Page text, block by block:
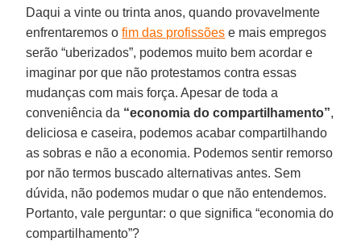
Daqui a vinte ou trinta anos, quando provavelmente
enfrentaremos ofim das profissões e mais empregos
serão “uberizados”, podemos muito bem acordar e
imaginar por que não protestamos contra essas
mudanças com mais força. Apesar de toda a
conveniência da “economia do compartilhamento”,
deliciosa e caseira, podemos acabar compartilhando
as sobras e não a economia. Podemos sentir remorso
por não termos buscado alternativas antes. Sem
dúvida, não podemos mudar o que não entendemos.
Portanto, vale perguntar: o que significa “economia do
compartilhamento”?